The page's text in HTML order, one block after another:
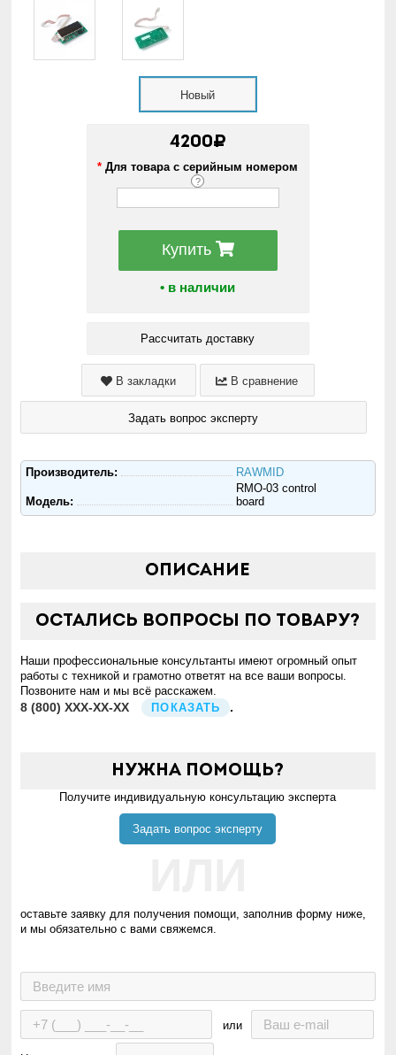
Новый
4200₽
* Для товара с серийным номером
?
Купить
• в наличии
Рассчитать доставку
В закладки В сравнение
Задать вопрос эксперту
Производитель: RAWMID
Модель:
RMO-03 control
board
Описание
Остались вопросы по товару?
Наши профессиональные консультанты имеют огромный опыт
работы с техникой и грамотно ответят на все ваши вопросы.
Позвоните нам и мы всё расскажем.
8 (800)XXX-XX-XX ПОКАЗАТЬ .
Нужна помощь?
Получите индивидуальную консультацию эксперта
Задать вопрос эксперту
оставьте заявку для получения помощи, заполнив форму ниже,
и мы обязательно с вами свяжемся.
или